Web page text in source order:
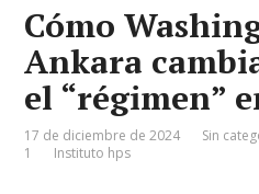
Cómo
Ankara
el “régimen”
17 de diciembre de 2024 Sin
1
Instituto hps